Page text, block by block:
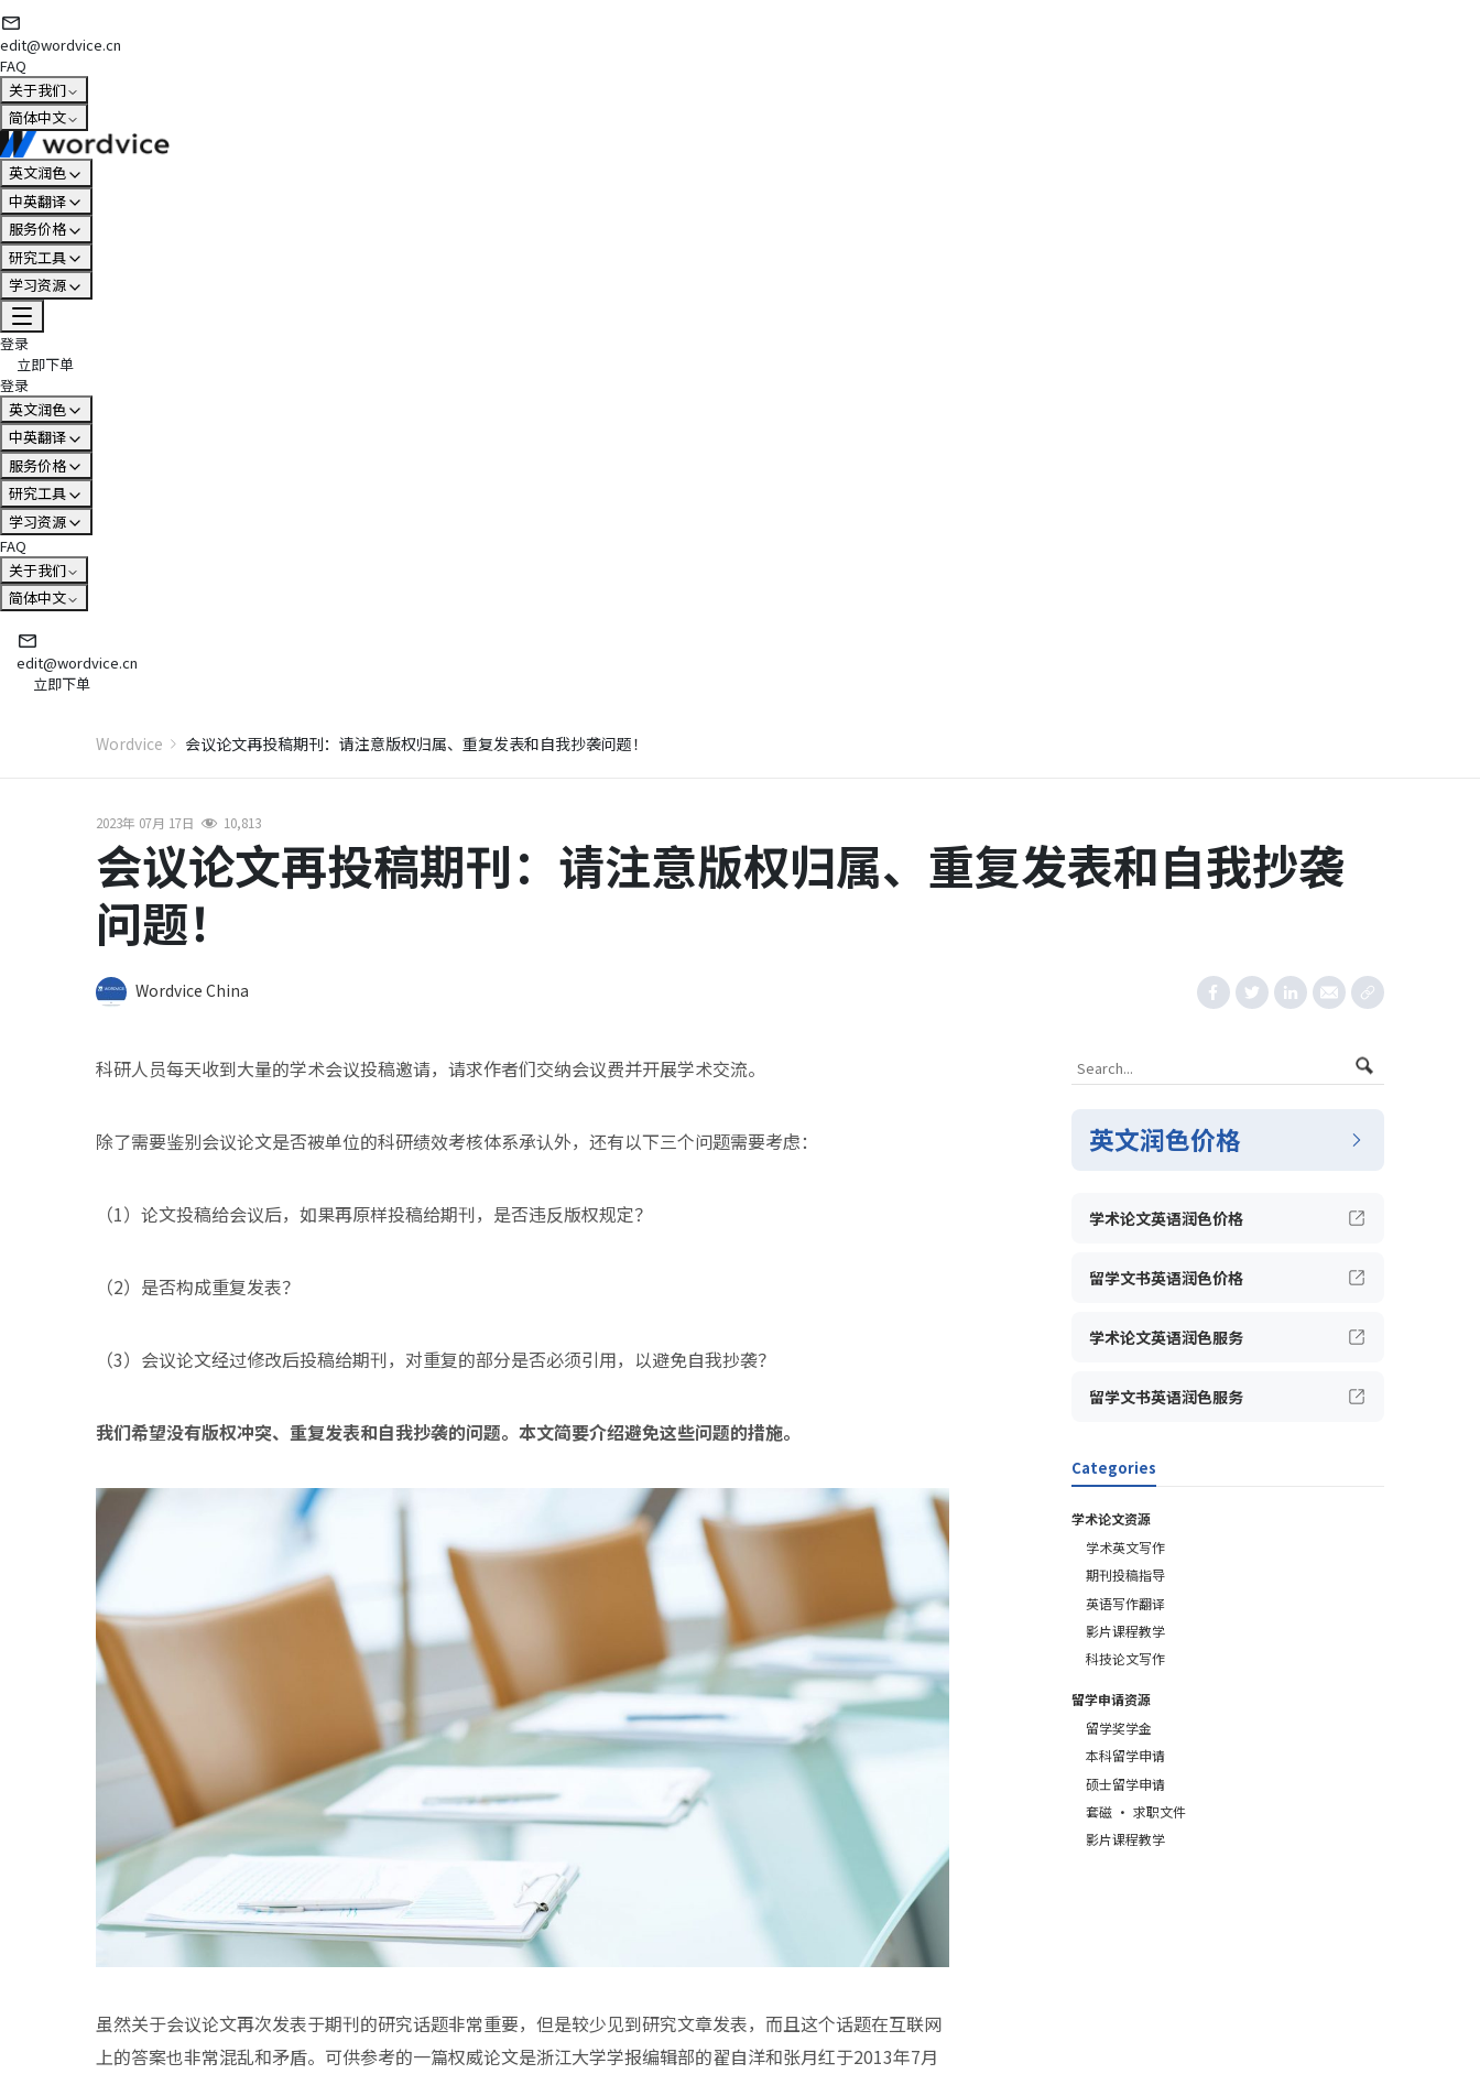
edit@wordvice.cn
FAQ
关于我们
简体中文
英文润色
中英翻译
服务价格
研究工具
学习资源
登录
立即下单
登录
英文润色
中英翻译
服务价格
研究工具
学习资源
FAQ
关于我们
简体中文
edit@wordvice.cn
立即下单
Wordvice 会议论文再投稿期刊：请注意版权归属、重复发表和自我抄袭问题！
2023年 07月 17日 10,813
会议论文再投稿期刊：请注意版权归属、重复发表和自我抄袭
问题！
Wordvice China
科研人员每天收到大量的学术会议投稿邀请，请求作者们交纳会议费并开展学术交流。
除了需要鉴别会议论文是否被单位的科研绩效考核体系承认外，还有以下三个问题需要考虑：
（1）论文投稿给会议后，如果再原样投稿给期刊，是否违反版权规定？
（2）是否构成重复发表？
（3）会议论文经过修改后投稿给期刊，对重复的部分是否必须引用，以避免自我抄袭？
我们希望没有版权冲突、重复发表和自我抄袭的问题。本文简要介绍避免这些问题的措施。
虽然关于会议论文再次发表于期刊的研究话题非常重要，但是较少见到研究文章发表，而且这个话题在互联网
上的答案也非常混乱和矛盾。可供参考的一篇权威论文是浙江大学学报编辑部的翟自洋和张月红于2013年7月
英文润色价格
学术论文英语润色价格
留学文书英语润色价格
学术论文英语润色服务
留学文书英语润色服务
Categories
学术论文资源
学术英文写作
期刊投稿指导
英语写作翻译
影片课程教学
科技论文写作
留学申请资源
留学奖学金
本科留学申请
硕士留学申请
套磁 · 求职文件
影片课程教学